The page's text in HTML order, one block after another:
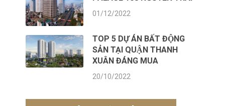
01/12/2022
TOP 5 DỰ ÁN BẤT ĐỘNG
SẢN TẠI QUẬN THANH
XUÂN ĐÁNG MUA
20/10/2022